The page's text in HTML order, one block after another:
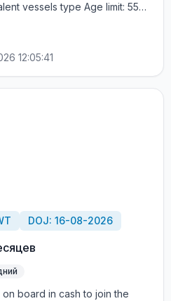
vessels type Age limit: 55
12:05:41
DOJ: 16-08-2026
on board in cash to join the